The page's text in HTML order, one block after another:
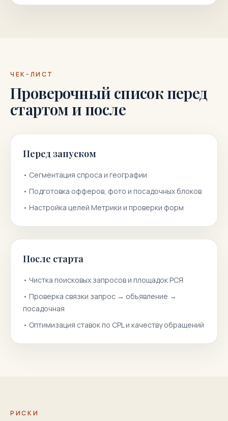
ЧЕК-ЛИСТ
Проверочный список перед
стартом и после
Перед запуском
• Сегментация спроса и географии
• Подготовка офферов, фото и посадочных блоков
• Настройка целей Метрики и проверки форм
После старта
• Чистка поисковых запросов и площадок РСЯ
• Проверка связки запрос → объявление →
посадочная
• Оптимизация ставок по CPL и качеству обращений
РИСКИ